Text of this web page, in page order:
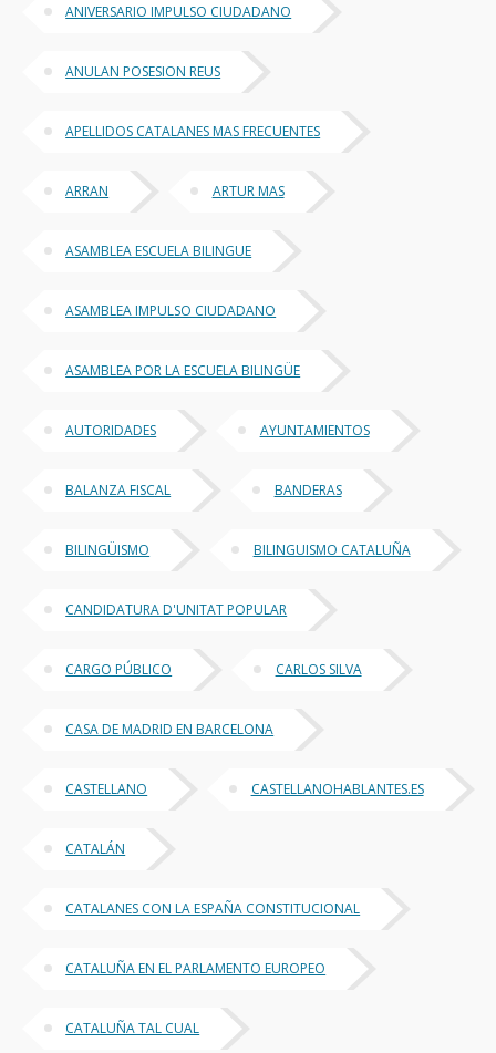
ANIVERSARIO IMPULSO CIUDADANO
ANULAN POSESION REUS
APELLIDOS CATALANES MAS FRECUENTES
ARRAN ARTUR MAS
ASAMBLEA ESCUELA BILINGUE
ASAMBLEA IMPULSO CIUDADANO
ASAMBLEA POR LA ESCUELA BILINGÜE
AUTORIDADES AYUNTAMIENTOS
BALANZA FISCAL BANDERAS
BILINGÜISMO BILINGUISMO CATALUÑA
CANDIDATURA D'UNITAT POPULAR
CARGO PÚBLICO CARLOS SILVA
CASA DE MADRID EN BARCELONA
CASTELLANO CASTELLANOHABLANTES.ES
CATALÁN
CATALANES CON LA ESPAÑA CONSTITUCIONAL
CATALUÑA EN EL PARLAMENTO EUROPEO
CATALUÑA TAL CUAL